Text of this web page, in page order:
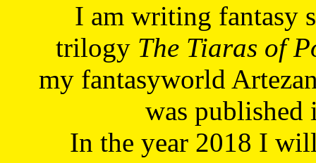
I am writing fantasy
trilogy The Tiaras of
my fantasyworld
was published
In the year 2018 I